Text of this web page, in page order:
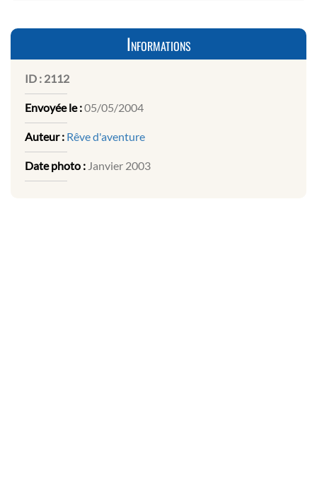
Informations
ID : 2112
Envoyée le :05/05/2004
Auteur : Rêve d'aventure
Date photo : Janvier 2003